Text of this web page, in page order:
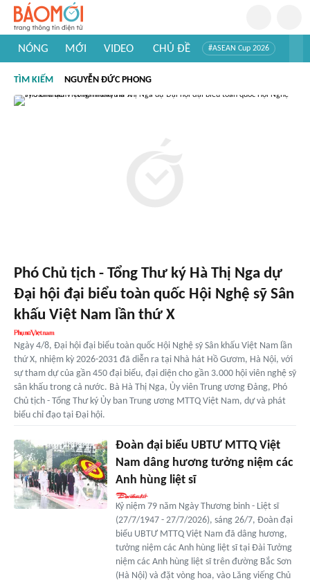
NÓNG MỚI VIDEO CHỦ ĐỀ #ASEAN Cup 2026
#Khám phá thế giới
TÌM KIẾM NGUYỄN ĐỨC PHONG
Phó Chủ tịch - Tổng Thư ký Hà Thị Nga dự
Đại hội đại biểu toàn quốc Hội Nghệ sỹ Sân
khấu Việt Nam lần thứ X
Ngày 4/8, Đại hội đại biểu toàn quốc Hội Nghệ sỹ Sân khấu Việt Nam lần
thứ X, nhiệm kỳ 2026-2031 đã diễn ra tại Nhà hát Hồ Gươm, Hà Nội, với
sự tham dự của gần 450 đại biểu, đại diện cho gần 3.000 hội viên nghệ sỹ
sân khấu trong cả nước. Bà Hà Thị Nga, Ủy viên Trung ương Đảng, Phó
Chủ tịch - Tổng Thư ký Ủy ban Trung ương MTTQ Việt Nam, dự và phát
biểu chỉ đạo tại Đại hội.
Đoàn đại biểu UBTƯ MTTQ Việt
Nam dâng hương tưởng niệm các
Anh hùng liệt sĩ
Kỷ niệm 79 năm Ngày Thương binh - Liệt sĩ
(27/7/1947 - 27/7/2026), sáng 26/7, Đoàn đại
biểu UBTƯ MTTQ Việt Nam đã dâng hương,
tưởng niệm các Anh hùng liệt sĩ tại Đài Tưởng
niệm các Anh hùng liệt sĩ trên đường Bắc Sơn
(Hà Nội) và đặt vòng hoa, vào Lăng viếng Chủ